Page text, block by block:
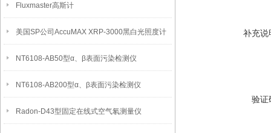
Fluxmaster高斯计
美国SP公司AccuMAX XRP-3000黑白光照度计
NT6108-AB50型α、β表面污染检测仪
NT6108-AB200型α、β表面污染检测仪
Radon-D43型固定在线式空气氡测量仪
补充说
验证